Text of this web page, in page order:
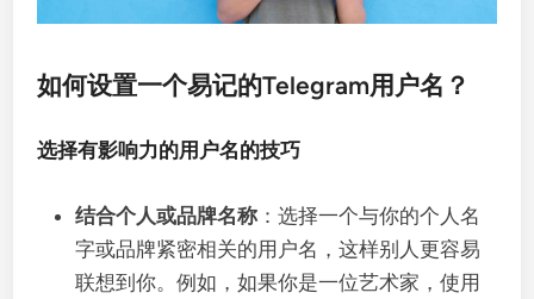
如何设置一个易记的Telegram用户名？
选择有影响力的用户名的技巧
结合个人或品牌名称 ：选择一个与你的个人名
字或品牌紧密相关的用户名，这样别人更容易
联想到你。例如，如果你是一位艺术家，使用